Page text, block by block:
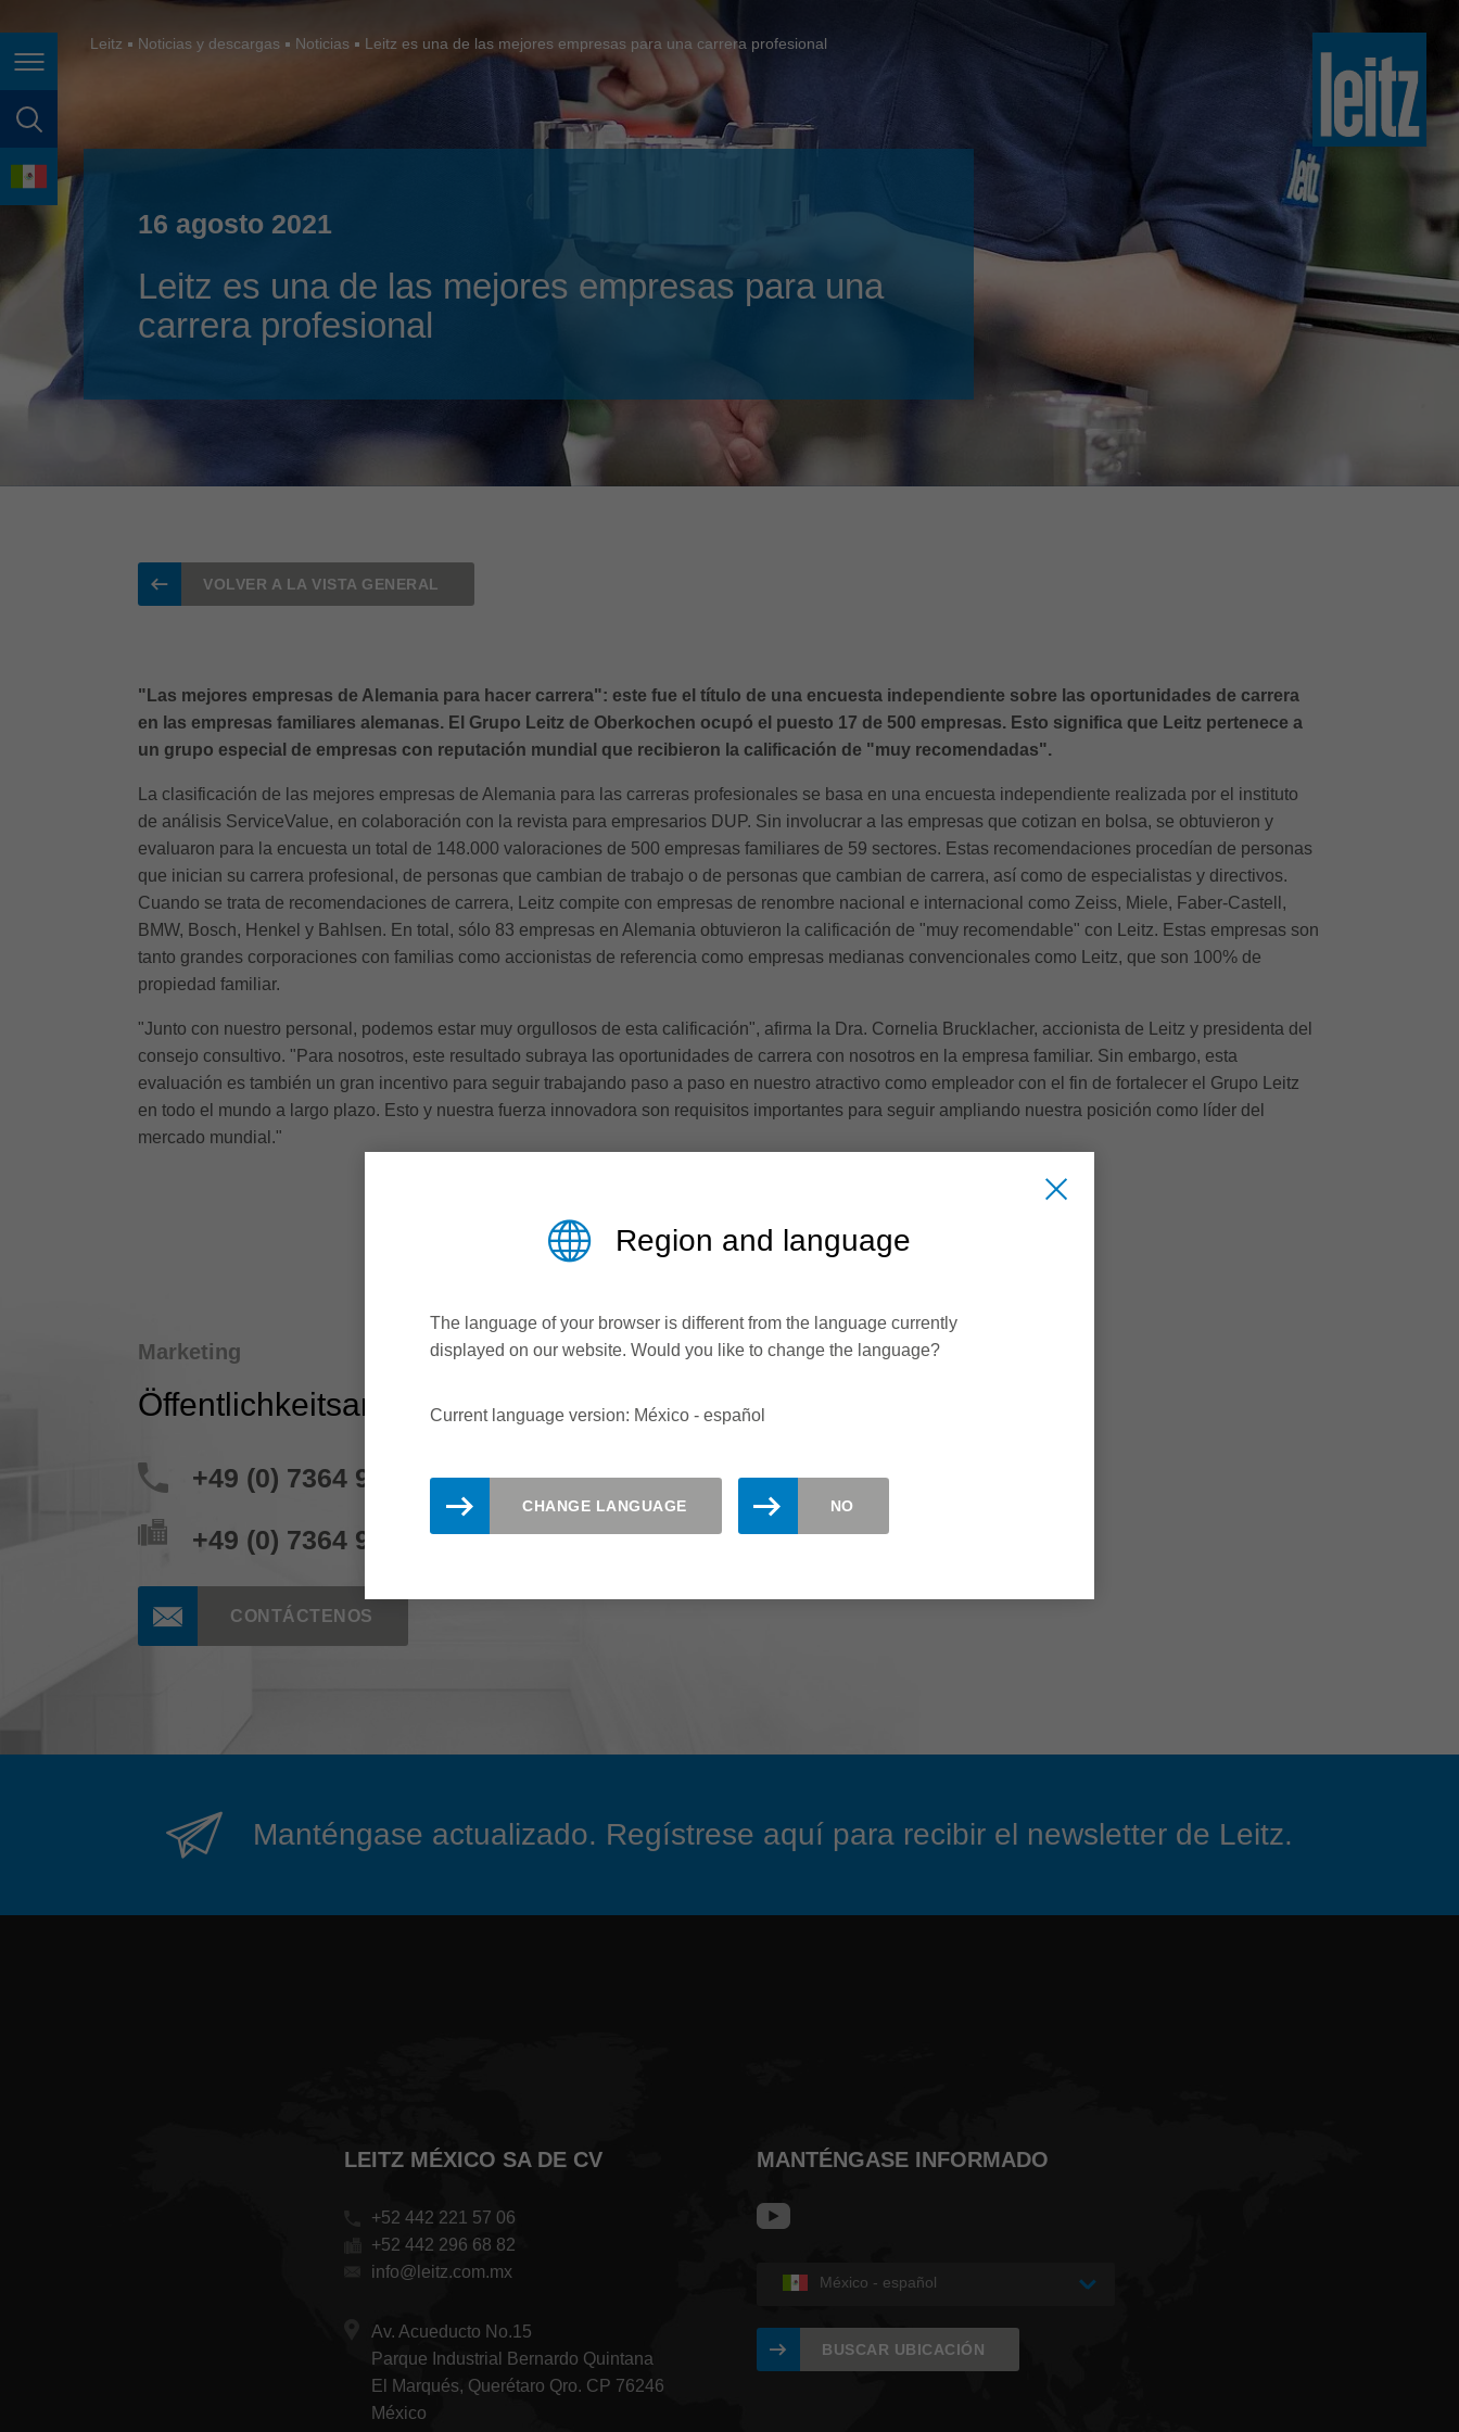
page search
language
France français
Great Britain english
Italia italiano
Japan (日本)
Magyarország
México
Suomi
Türkiye
Việt Nam
中文
ประเทศไทย
Leitz Noticias y descargas Noticias Leitz es una de las mejores empresas para una carrera profesional
16 agosto 2021
Leitz es una de las mejores empresas para una
carrera profesional
VOLVER A LA VISTA GENERAL
"Las mejores empresas de Alemania para hacer carrera": este fue el título de una encuesta independiente sobre las oportunidades de carrera
en las empresas familiares alemanas. El Grupo Leitz de Oberkochen ocupó el puesto 17 de 500 empresas. Esto significa que Leitz pertenece a
un grupo especial de empresas con reputación mundial que recibieron la calificación de "muy recomendadas".
La clasificación de las mejores empresas de Alemania para las carreras profesionales se basa en una encuesta independiente realizada por el instituto
de análisis ServiceValue, en colaboración con la revista para empresarios DUP. Sin involucrar a las empresas que cotizan en bolsa, se obtuvieron y
evaluaron para la encuesta un total de 148.000 valoraciones de 500 empresas familiares de 59 sectores. Estas recomendaciones procedían de personas
que inician su carrera profesional, de personas que cambian de trabajo o de personas que cambian de carrera, así como de especialistas y directivos.
Cuando se trata de recomendaciones de carrera, Leitz compite con empresas de renombre nacional e internacional como Zeiss, Miele, Faber-Castell,
BMW, Bosch, Henkel y Bahlsen. En total, sólo 83 empresas en Alemania obtuvieron la calificación de "muy recomendable" con Leitz. Estas empresas son
tanto grandes corporaciones con familias como accionistas de referencia como empresas medianas convencionales como Leitz, que son 100% de
propiedad familiar.
"Junto con nuestro personal, podemos estar muy orgullosos de esta calificación", afirma la Dra. Cornelia Brucklacher, accionista de Leitz y presidenta del
consejo consultivo. "Para nosotros, este resultado subraya las oportunidades de carrera con nosotros en la empresa familiar. Sin embargo, esta
evaluación es también un gran incentivo para seguir trabajando paso a paso en nuestro atractivo como empleador con el fin de fortalecer el Grupo Leitz
en todo el mundo a largo plazo. Esto y nuestra fuerza innovadora son requisitos importantes para seguir ampliando nuestra posición como líder del
mercado mundial."
Marketing
Öffentlichkeitsarbeit
+49 (0) 7364 950 204
+49 (0) 7364 950 662
CONTÁCTENOS
Manténgase actualizado. Regístrese aquí para recibir el newsletter de Leitz.
LEITZ MÉXICO SA DE CV
+52 442 221 57 06
+52 442 296 68 82
info@leitz.com.mx
Av. Acueducto No.15
Parque Industrial Bernardo Quintana
El Marqués, Querétaro Qro. CP 76246
México
MANTÉNGASE INFORMADO
México - español
BUSCAR UBICACIÓN
Region and language
The language of your browser is different from the language currently
displayed on our website. Would you like to change the language?
Current language version: México - español
CHANGE LANGUAGE NO